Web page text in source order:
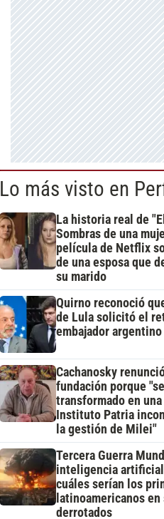
Lo más visto en
La historia real de
Sombras de una
película de Netflix
de una esposa que
su marido
Quirno reconoció
de Lula solicitó el
embajador argentino
Cachanosky
fundación porque
transformado en
Instituto Patria
la gestión de Milei"
Tercera Guerra
inteligencia
cuáles serían los
latinoamericanos en
derrotados